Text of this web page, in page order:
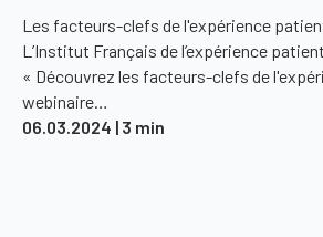
Les facteurs-clefs de l'expérience
L’Institut Français de l’expérience
« Découvrez les facteurs-clefs de
webinaire…
06.03.2024 | 3 min